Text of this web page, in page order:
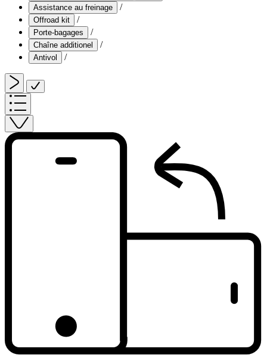
Assistance au freinage /
Offroad kit /
Porte-bagages /
Chaîne additionel /
Antivol /